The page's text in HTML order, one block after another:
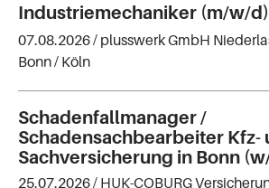
Industriemechaniker (m/w/d)
07.08.2026 / plusswerk GmbH
Bonn/ Köln
Schadenfallmanager /
Schadensachbearbeiter Kfz-
Sachversicherung in Bonn
25.07.2026 / HUK-COBURG